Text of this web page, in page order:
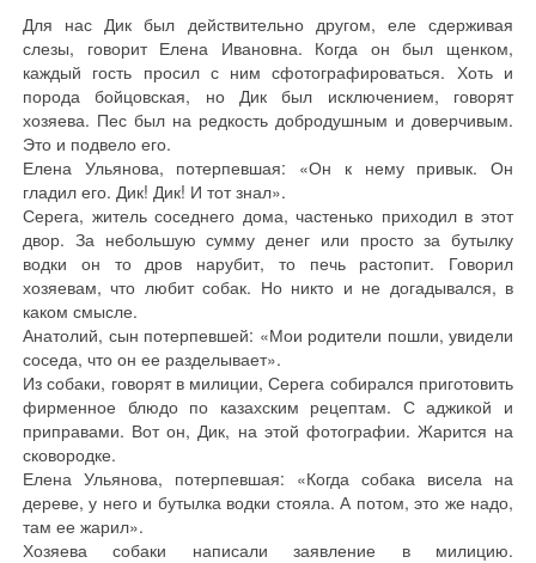
Для нас Дик был действительно другом, еле сдерживая
слезы, говорит Елена Ивановна. Когда он был щенком,
каждый гость просил с ним сфотографироваться. Хоть и
порода бойцовская, но Дик был исключением, говорят
хозяева. Пес был на редкость добродушным и доверчивым.
Это и подвело его.
Елена Ульянова, потерпевшая: «Он к нему привык. Он
гладил его. Дик! Дик! И тот знал».
Серега, житель соседнего дома, частенько приходил в этот
двор. За небольшую сумму денег или просто за бутылку
водки он то дров нарубит, то печь растопит. Говорил
хозяевам, что любит собак. Но никто и не догадывался, в
каком смысле.
Анатолий, сын потерпевшей: «Мои родители пошли, увидели
соседа, что он ее разделывает».
Из собаки, говорят в милиции, Серега собирался приготовить
фирменное блюдо по казахским рецептам. С аджикой и
приправами. Вот он, Дик, на этой фотографии. Жарится на
сковородке.
Елена Ульянова, потерпевшая: «Когда собака висела на
дереве, у него и бутылка водки стояла. А потом, это же надо,
там ее жарил».
Хозяева собаки написали заявление в милицию.